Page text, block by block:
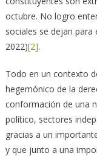
octubre. No logro
sociales se dejan para
2022)[2].
Todo en un contexto
hegemónico de la
conformación de una
político, sectores
gracias a un
y que junto a una